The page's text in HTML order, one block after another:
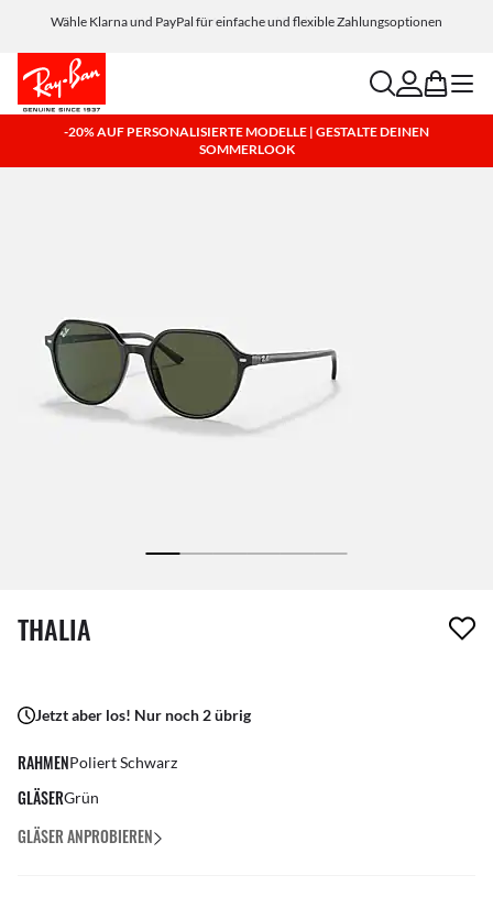
Wähle Klarna und PayPal für einfache und flexible Zahlungsoptionen
searchaccount
bag menu
-20% AUF PERSONALISIERTE MODELLE | GESTALTE DEINEN
SOMMERLOOK
1 Artikel wurde von deiner Wunschliste entfernt
THALIA
Jetzt aber los! Nur noch 2 übrig
RAHMENPoliert Schwarz
GLÄSERGrün
GLÄSER ANPROBIEREN